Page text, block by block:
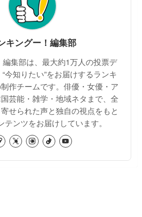
キングー！編集部
集部は、最大約1万人の投票デ
今知りたい”をお届けするランキ
作チームです。俳優・女優・ア
芸能・雑学・地域ネタまで、全
せられた声と独自の視点をもと
テンツをお届けしています。